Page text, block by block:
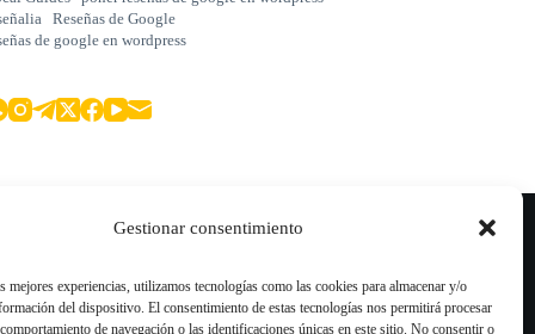
Gestionar consentimiento
mejores experiencias, utilizamos tecnologías como las cookies para almacenar y/o
del dispositivo. El consentimiento de estas tecnologías nos permitirá procesar
de navegación o las identificaciones únicas en este sitio. No consentir o
Reseñas de Google
de google en wordpress
Comprar Reseñas Google
Comprar Reseñas TripAdvisor
Comprar Reseñas Trustpilot